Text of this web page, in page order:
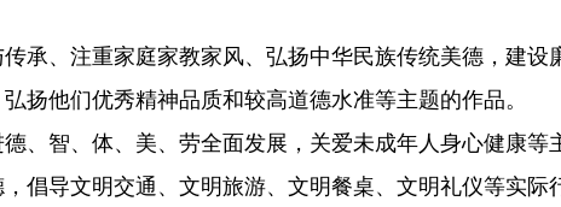
、注重家庭家教家风、弘扬中华民族传统美德，建设
他们优秀精神品质和较高道德水准等主题的作品。
智、体、美、劳全面发展，关爱未成年人身心健康等
导文明交通、文明旅游、文明餐桌、文明礼仪等实际